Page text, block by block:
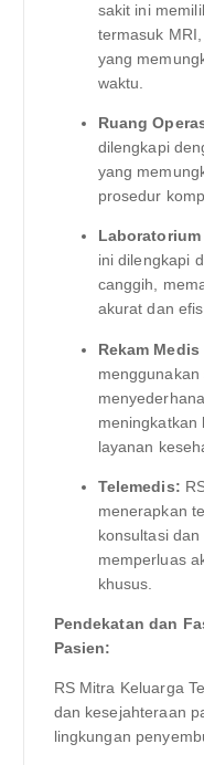
sakit ini
termasuk
yang
waktu.
Ruang
dilengkapi
yang
prosedur
ini dilengkapi
canggih,
akurat dan
Rekam
meningkatkan
layanan
Telemedis:
menerapkan
konsultasi
memperluas
khusus.
Pendekatan dan
Pasien:
RS Mitra Keluarga
dan kesejahteraan
lingkungan